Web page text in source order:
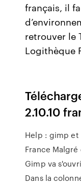
français, il
retrouver le
Logithèque
2.10.10
Help : gimp et
France
Gimp va
Dans la